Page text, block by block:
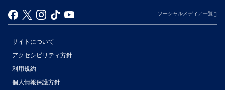
ソーシャルメディア一覧
サイトについて
アクセシビリティ方針
利用規約
個人情報保護方針